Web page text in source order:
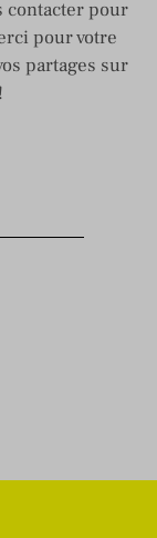
contacter pour
pour votre
partages sur